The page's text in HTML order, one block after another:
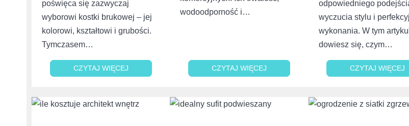
poświęca się zazwyczaj
wyborowi kostki brukowej – jej
kolorowi, kształtowi i grubości.
Tymczasem…
CZYTAJ WIĘCEJ
CZYTAJ WIĘCEJ
wodoodporność i…
CZYTAJ WIĘCEJ
CZYTAJ WIĘCEJ
odpowiedniego
wyczucia stylu i
wykonania. W tym
dowiesz się, czym…
CZYTAJ WIĘCEJ
CZYTAJ WIĘCEJ